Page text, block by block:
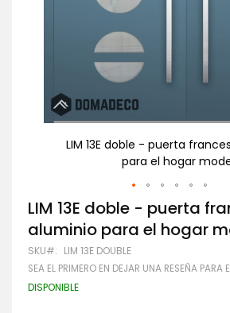
LIM 13E doble - puerta
para el hogar
Saltar
al
comienzo
de
la
galería
de
LIM 13E doble - puerta
aluminio para el hogar
SKU LIM 13E DOUBLE
SEA EL PRIMERO EN DEJAR UNA RESEÑA PARA
DISPONIBLE